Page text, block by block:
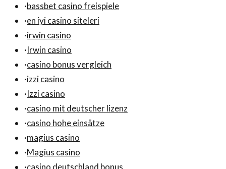
·bassbet casino freispiele
·en iyi casino siteleri
·irwin casino
·Irwin casino
·casino bonus vergleich
·izzi casino
·Izzi casino
·casino mit deutscher lizenz
·casino hohe einsätze
·magius casino
·Magius casino
·casino deutschland bonus